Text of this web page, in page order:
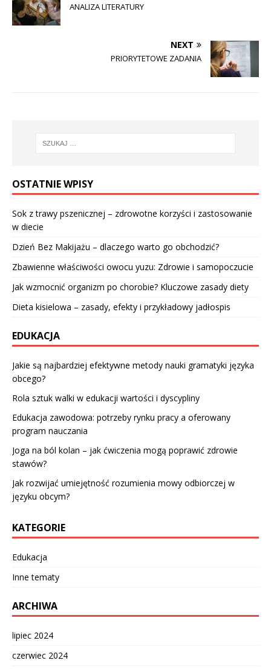
ANALIZA LITERATURY
NEXT
PRIORYTETOWE ZADANIA
OSTATNIE WPISY
Sok z trawy pszenicznej – zdrowotne korzyści i zastosowanie
w diecie
Dzień Bez Makijażu – dlaczego warto go obchodzić?
Zbawienne właściwości owocu yuzu: Zdrowie i samopoczucie
Jak wzmocnić organizm po chorobie? Kluczowe zasady diety
Dieta kisielowa – zasady, efekty i przykładowy jadłospis
EDUKACJA
Jakie są najbardziej efektywne metody nauki gramatyki języka
obcego?
Rola sztuk walki w edukacji wartości i dyscypliny
Edukacja zawodowa: potrzeby rynku pracy a oferowany
program nauczania
Joga na ból kolan – jak ćwiczenia mogą poprawić zdrowie
stawów?
Jak rozwijać umiejętność rozumienia mowy odbiorczej w
języku obcym?
KATEGORIE
Edukacja
Inne tematy
ARCHIWA
lipiec 2024
czerwiec 2024